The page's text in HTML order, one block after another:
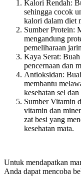
Kalori Rendah:
sehingga cocok
kalori dalam diet
Sumber Protein:
mengandung
pemeliharaan
Kaya Serat:
pencernaan dan
Antioksidan:
membantu
kesehatan sel
Sumber Vitamin
vitamin dan
zat besi yang
kesehatan mata.
Untuk mendapatkan
Anda dapat mencoba